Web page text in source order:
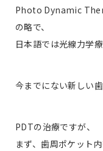
Photo Dynamic
の略で、
日本語では光線力学療
今までにない新しい歯
PDTの治療ですが、
まず、歯周ポケット